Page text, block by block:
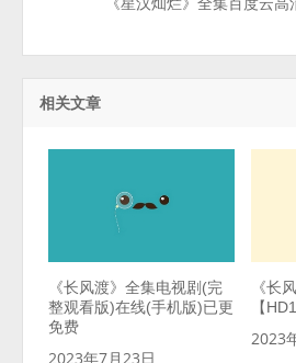
相关文章
《长风渡》全集电视剧(完
整观看版)在线(手机版)已更
免费
2023年7月23日
《长
【
2023